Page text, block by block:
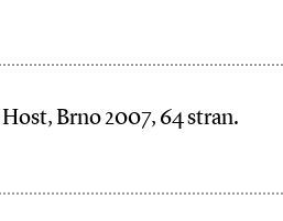
Host, Brno 2007, 64 stran.